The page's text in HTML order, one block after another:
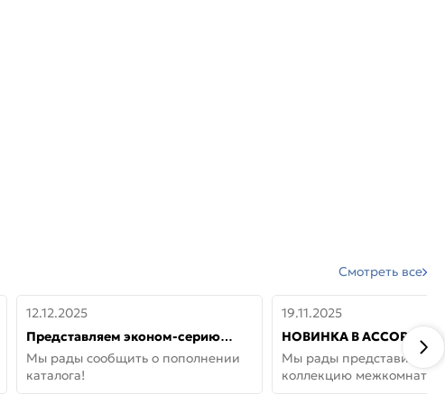
Смотреть все
12.12.2025
Представляем эконом-серию
дверей от бренда Portika, где цена
не значит «просто»
Мы рады сообщить о пополнении
каталога!
19.11.2025
НОВИНКА В
ДВЕРИ GLOSSMAT —
НЕОКЛАССИКА И УЮТ
Мы рады представить
коллекцию
GlossMat